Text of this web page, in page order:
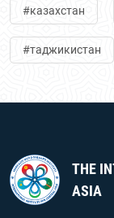
#казахстан
#таджикистан
THE
ASIA